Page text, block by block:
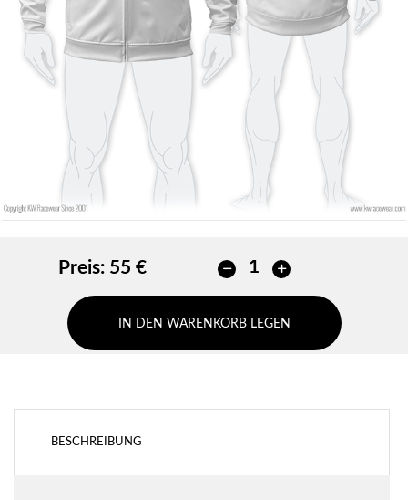
HINZUFÜGEN
Keine kontur
HINZUFÜGEN
Preis: 55 €
IN DEN WARENKORB LEGEN
BESCHREIBUNG